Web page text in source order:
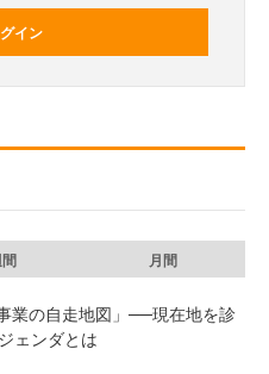
イン
月間
業の自走地図」──現在地を診
ェンダとは